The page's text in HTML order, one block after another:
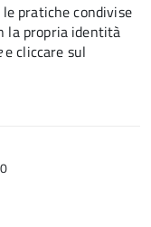
pratiche condivise
la propria identità
e cliccare sul